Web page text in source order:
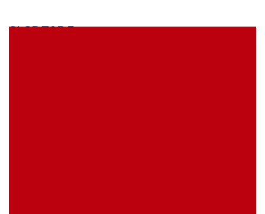
SLSD70DF